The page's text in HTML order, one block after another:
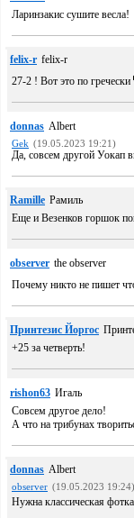
Ларинзакис сушите весла!
felix-r felix-r
27-2 ! Вот это по гречески
donnas Albert
Gek (19.05.2023 19:21)
Да, совсем другой Уокап
Ramille Рамиль
Еще и Везенков горшок
observer the observer
Почему никто не пишет
Принтезис Йоргос
+25 за четверть!
rishon63 Игаль
Совсем другое дело!
А что на трибунах
donnas Albert
observer (19.05.2023 19:24)
Нужна классическая